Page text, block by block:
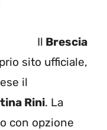
Il Brescia
sito ufficiale,
il
Rini. La
con opzione